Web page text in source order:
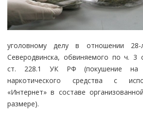
уголовному делу в отношении 28-
Северодвинска, обвиняемого по ч.
ст. 228.1 УК РФ (покушение на
наркотического средства с
«Интернет» в составе
размере).